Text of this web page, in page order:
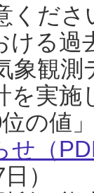
くだ
ける過
象観
を実
の値
せ（
）